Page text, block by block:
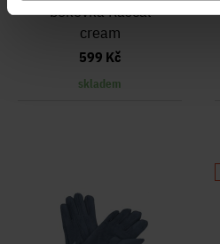
bekovka Rascal
cream
599 Kč
skladem